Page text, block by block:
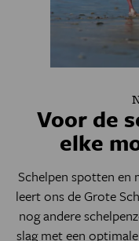
Voor de
elke
Schelpen spotten en
leert ons de Grote
nog andere
slag met een